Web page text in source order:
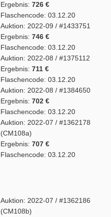
Ergebnis: 726 €
Flaschencode: 03.12.20
Auktion: 2022-09 / #1433751
Ergebnis: 746 €
Flaschencode: 03.12.20
Auktion: 2022-08 / #1375112
Ergebnis: 711 €
Flaschencode: 03.12.20
Auktion: 2022-08 / #1384650
Ergebnis: 702 €
Flaschencode: 03.12.20
Auktion: 2022-07 / #1362178
(CM108a)
Ergebnis: 707 €
Flaschencode: 03.12.20
Auktion: 2022-07 / #1362186
(CM108b)